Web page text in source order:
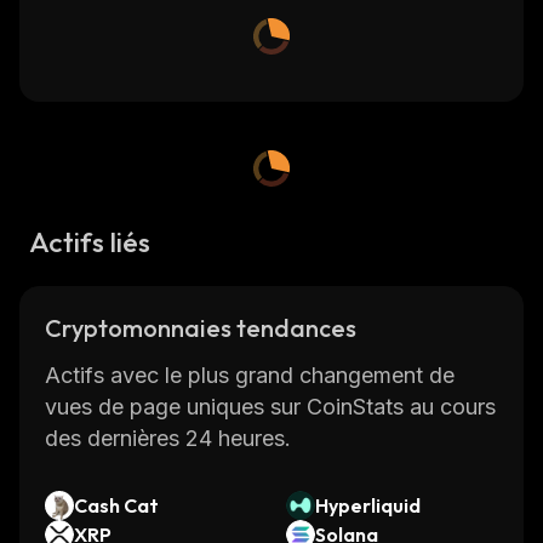
Actifs liés
Cryptomonnaies tendances
Actifs avec le plus grand changement de
vues de page uniques sur CoinStats au cours
des dernières 24 heures.
Cash Cat
Hyperliquid
XRP
Solana